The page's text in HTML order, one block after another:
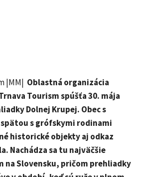
|MM| Oblastná organizácia
Tourism spúšťa 30. mája
Dolnej Krupej. Obec s
s grófskymi rodinami
historické objekty aj odkaz
Nachádza sa tu najväčšie
na Slovensku, pričom prehliadky